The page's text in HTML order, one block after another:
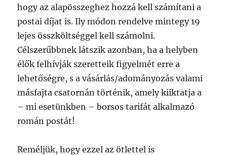
hogy az alapösszeghez hozzá kell számítani a
postai díjat is. Ily módon rendelve mintegy 19
lejes összköltséggel kell számolni.
Célszerűbbnek látszik azonban, ha a helyben
élők felhívják szeretteik figyelmét erre a
lehetőségre, s a vásárlás/adományozás valami
másfajta csatornán történik, amely kiiktatja a
– mi esetünkben – borsos tarifát alkalmazó
román postát!
Reméljük, hogy ezzel az ötlettel is